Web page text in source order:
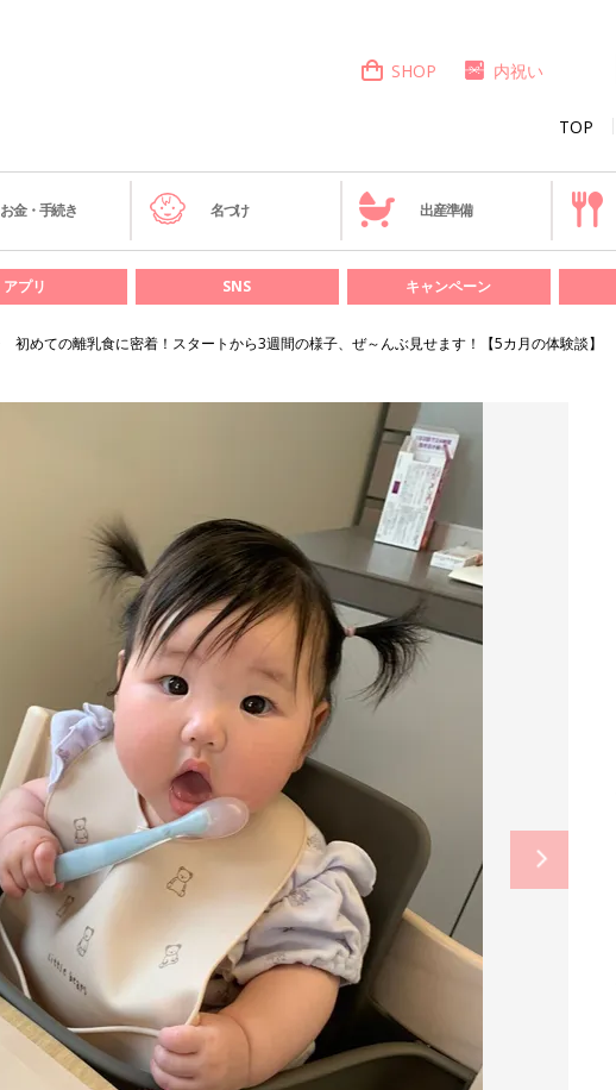
TOP
SHOP 内祝い
お金・手続き 名づけ 出産準備
アプリ SNS キャンペーン
初めての離乳食に密着！スタートから3週間の様子、ぜ～んぶ見せます！【5カ月の体験談】